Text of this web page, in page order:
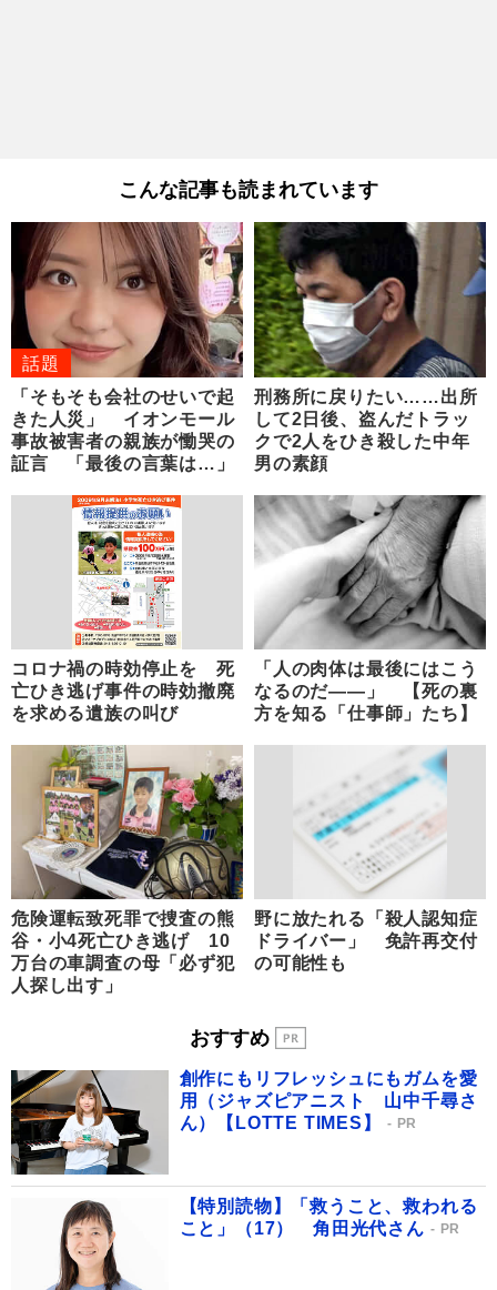
こんな記事も読まれています
話題
「そもそも会社のせいで起
きた人災」 イオンモール
事故被害者の親族が慟哭の
証言 「最後の言葉は…」
刑務所に戻りたい……出所
して2日後、盗んだトラッ
クで2人をひき殺した中年
男の素顔
コロナ禍の時効停止を 死
亡ひき逃げ事件の時効撤廃
を求める遺族の叫び
「人の肉体は最後にはこう
なるのだ――」 【死の裏
方を知る「仕事師」たち】
危険運転致死罪で捜査の熊
谷・小4死亡ひき逃げ 10
万台の車調査の母「必ず犯
人探し出す」
野に放たれる「殺人認知症
ドライバー」 免許再交付
の可能性も
おすすめ
創作にもリフレッシュにもガムを愛
用（ジャズピアニスト 山中千尋さ
ん）【LOTTE TIMES】
PR
【特別読物】「救うこと、救われる
こと」（17） 角田光代さん
PR